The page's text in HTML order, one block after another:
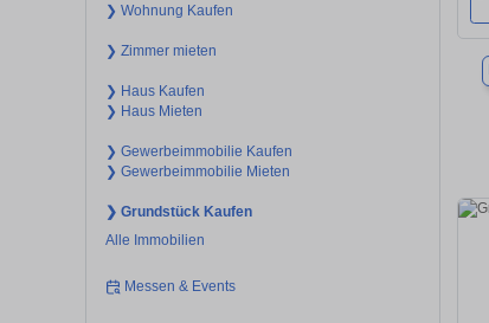
❯ Wohnung Kaufen
❯ Zimmer mieten
❯ Haus Kaufen
❯ Haus Mieten
❯ Gewerbeimmobilie Kaufen
❯ Gewerbeimmobilie Mieten
❯ Grundstück Kaufen
Alle Immobilien
Messen & Events